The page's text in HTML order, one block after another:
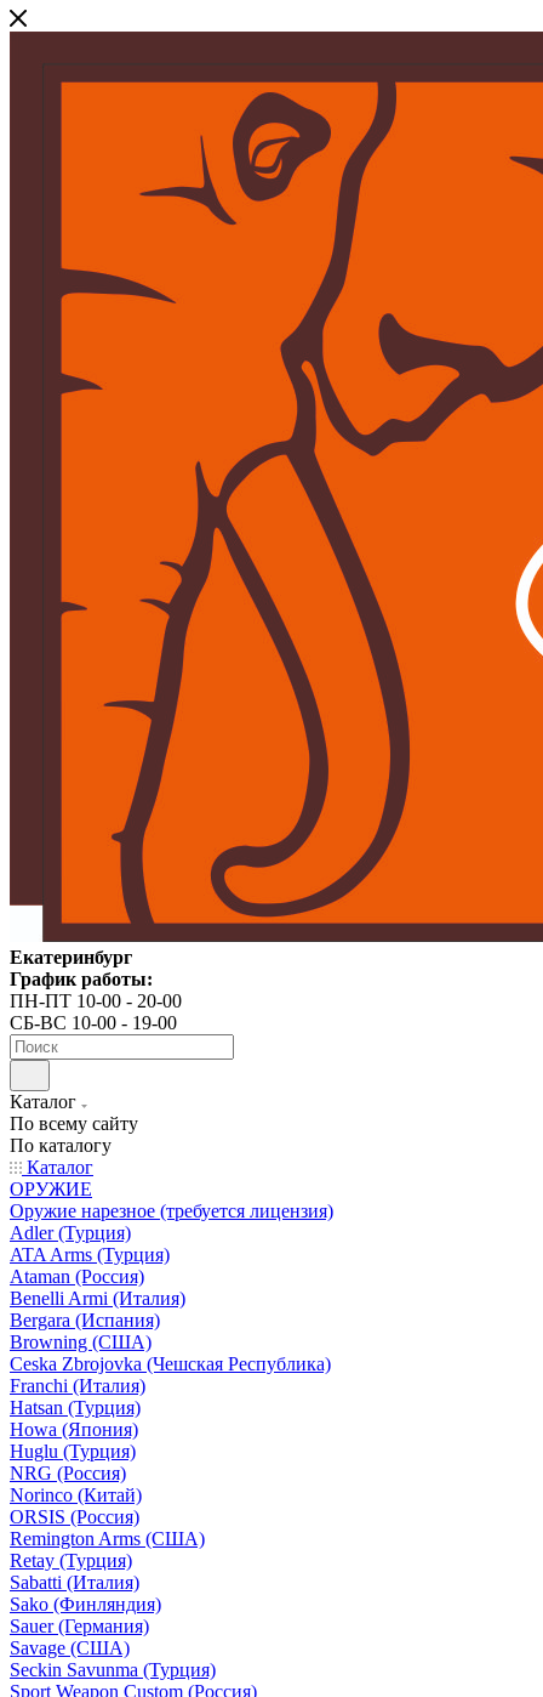
Екатеринбург
График работы:
ПН-ПТ 10-00 - 20-00
СБ-ВС 10-00 - 19-00
Каталог
По всему сайту
По каталогу
Каталог
ОРУЖИЕ
Оружие нарезное (требуется лицензия)
Adler (Турция)
ATA Arms (Турция)
Ataman (Россия)
Benelli Armi (Италия)
Bergara (Испания)
Browning (США)
Ceska Zbrojovka (Чешская Республика)
Franchi (Италия)
Hatsan (Турция)
Howa (Япония)
Huglu (Турция)
NRG (Россия)
Norinco (Китай)
ORSIS (Россия)
Remington Arms (США)
Retay (Турция)
Sabatti (Италия)
Sako (Финляндия)
Sauer (Германия)
Savage (США)
Seckin Savunma (Турция)
Sport Weapon Custom (Россия)